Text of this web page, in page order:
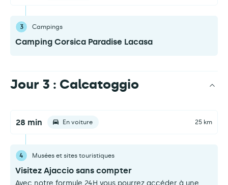
3 Campings
Camping Corsica Paradise Lacasa
Jour 3 : Calcatoggio
28 min En voiture 25 km
4 Musées et sites touristiques
Visitez Ajaccio sans compter
Avec notre formule 24H vous pourrez accéder à une